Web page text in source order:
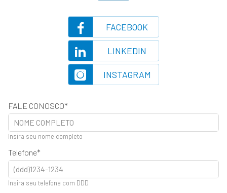
FACEBOOK
LINKEDIN
INSTAGRAM
FALE CONOSCO
Insira seu nome completo
Telefone
Insira seu telefone com DDD